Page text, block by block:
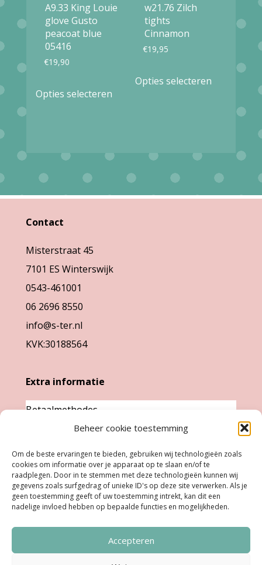
Beheer cookie toestemming
Om de beste ervaringen te bieden, gebruiken wij technologieën zoals
cookies om informatie over je apparaat op te slaan en/of te
raadplegen. Door in te stemmen met deze technologieën kunnen wij
gegevens zoals surfgedrag of unieke ID's op deze site verwerken. Als je
geen toestemming geeft of uw toestemming intrekt, kan dit een
nadelige invloed hebben op bepaalde functies en mogelijkheden.
Accepteren
A9.33 King Louie
glove Gusto
peacoat blue
05416
€19,90
Opties selecteren
variaties.
Deze
optie
op
w21.76 Zilch
tights
Cinnamon
€19,95
Opties selecteren
optie
kan
Contact
Misterstraat 45
7101 ES Winterswijk
0543-461001
06 2696 8550
info@s-ter.nl
KVK:30188564
Extra informatie
Betaalmethodes
Garantie & klachten
verzendkosten
Retourneren
Openingstijden